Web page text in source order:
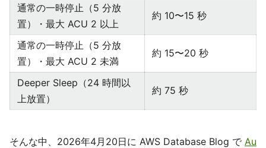
通常の一時停止（5 分放
置）・最大 ACU 2 以上
約 10〜15 秒
通常の一時停止（5 分放
置）・最大 ACU 2 未満
約 15〜20 秒
Deeper Sleep（24 時間以
上放置）
約 75 秒
そんな中、2026年4月20日に AWS Database Blog で Au